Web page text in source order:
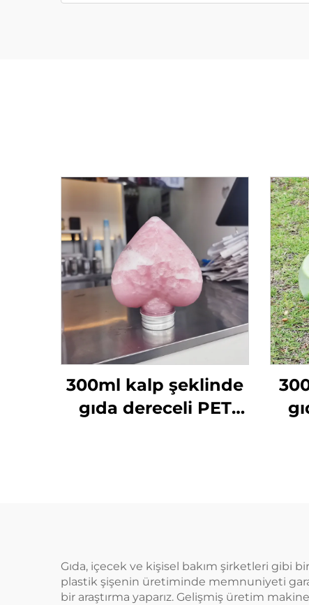
300ml kalp şeklinde
gıda dereceli PET
Gıda, içecek ve kişisel bakım şirketleri gibi
plastik şişenin üretiminde memnuniyeti
bir araştırma yaparız. Gelişmiş üretim